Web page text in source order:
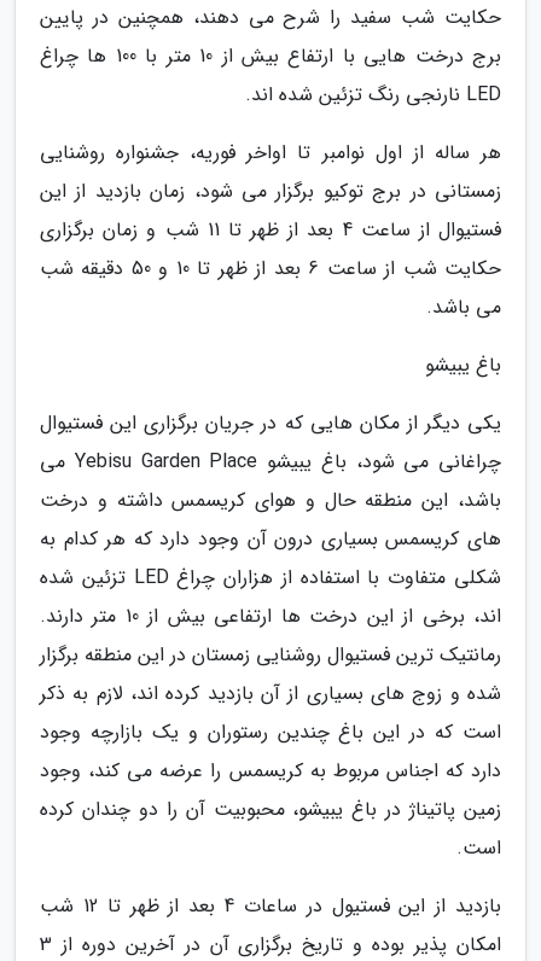
حکایت شب سفید را شرح می دهند، همچنین در پایین
برج درخت هایی با ارتفاع بیش از 10 متر با 100 ها چراغ
LED نارنجی رنگ تزئین شده اند.
هر ساله از اول نوامبر تا اواخر فوریه، جشنواره روشنایی
زمستانی در برج توکیو برگزار می شود، زمان بازدید از این
فستیوال از ساعت 4 بعد از ظهر تا 11 شب و زمان برگزاری
حکایت شب از ساعت 6 بعد از ظهر تا 10 و 50 دقیقه شب
می باشد.
باغ یبیشو
یکی دیگر از مکان هایی که در جریان برگزاری این فستیوال
چراغانی می شود، باغ یبیشو Yebisu Garden Place می
باشد، این منطقه حال و هوای کریسمس داشته و درخت
های کریسمس بسیاری درون آن وجود دارد که هر کدام به
شکلی متفاوت با استفاده از هزاران چراغ LED تزئین شده
اند، برخی از این درخت ها ارتفاعی بیش از 10 متر دارند.
رمانتیک ترین فستیوال روشنایی زمستان در این منطقه برگزار
شده و زوج های بسیاری از آن بازدید کرده اند، لازم به ذکر
است که در این باغ چندین رستوران و یک بازارچه وجود
دارد که اجناس مربوط به کریسمس را عرضه می کند، وجود
زمین پاتیناژ در باغ یبیشو، محبوبیت آن را دو چندان کرده
است.
بازدید از این فستیول در ساعات 4 بعد از ظهر تا 12 شب
امکان پذیر بوده و تاریخ برگزاری آن در آخرین دوره از 3